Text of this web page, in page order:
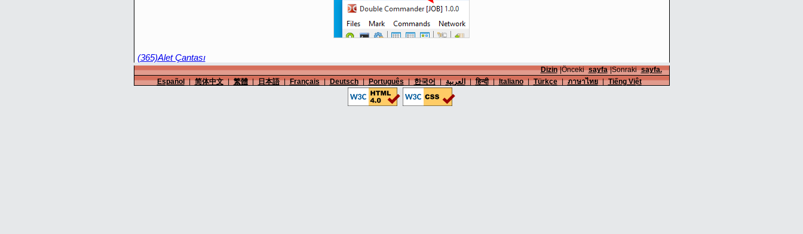
(365)Alet Çantası
Dizin |Önceki sayfa |Sonraki sayfa.
Español | 简体中文 | 繁體 | 日本語 | Français | Deutsch | Português | 한국어 | العربية | हिन्दी | Italiano | Türkçe | ภาษาไทย | Tiếng Việt